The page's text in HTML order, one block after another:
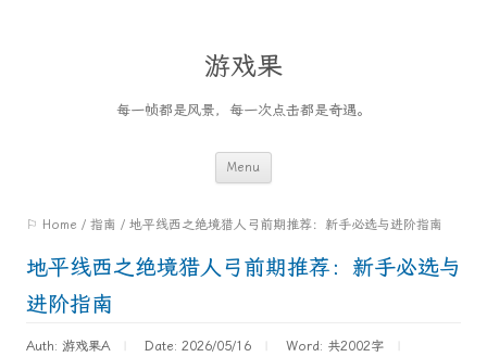
游戏果
每一帧都是风景，每一次点击都是奇遇。
Menu
content
⚐ Home / 指南 / 地平线西之绝境猎人弓前期推荐：新手必选与进阶指南
地平线西之绝境猎人弓前期推荐：新手必选与
进阶指南
Auth: 游戏果A Date: 2026/05/16 Word: 共2002字